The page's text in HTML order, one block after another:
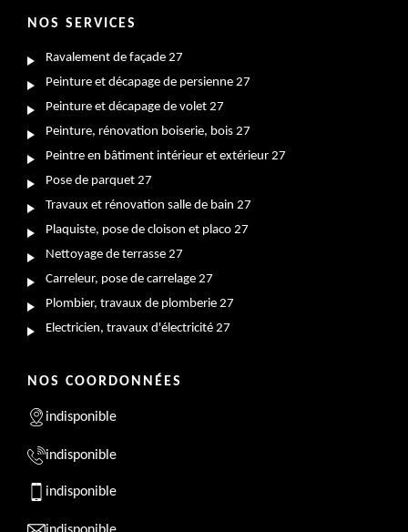
NOS SERVICES
Ravalement de façade 27
Peinture et décapage de persienne 27
Peinture et décapage de volet 27
Peinture, rénovation boiserie, bois 27
Peintre en bâtiment intérieur et extérieur 27
Pose de parquet 27
Travaux et rénovation salle de bain 27
Plaquiste, pose de cloison et placo 27
Nettoyage de terrasse 27
Carreleur, pose de carrelage 27
Plombier, travaux de plomberie 27
Electricien, travaux d'électricité 27
NOS COORDONNÉES
indisponible
indisponible
indisponible